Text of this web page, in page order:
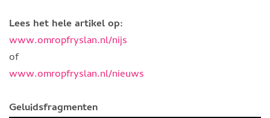
Lees het hele artikel op:
www.omropfryslan.nl/nijs
of
www.omropfryslan.nl/nieuws
Geluidsfragmenten